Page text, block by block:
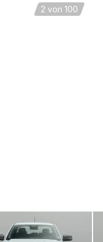
2 von 100